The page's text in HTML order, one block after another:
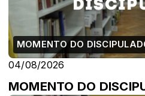
MOMENTO DO
04/08/2026
MOMENTO DO